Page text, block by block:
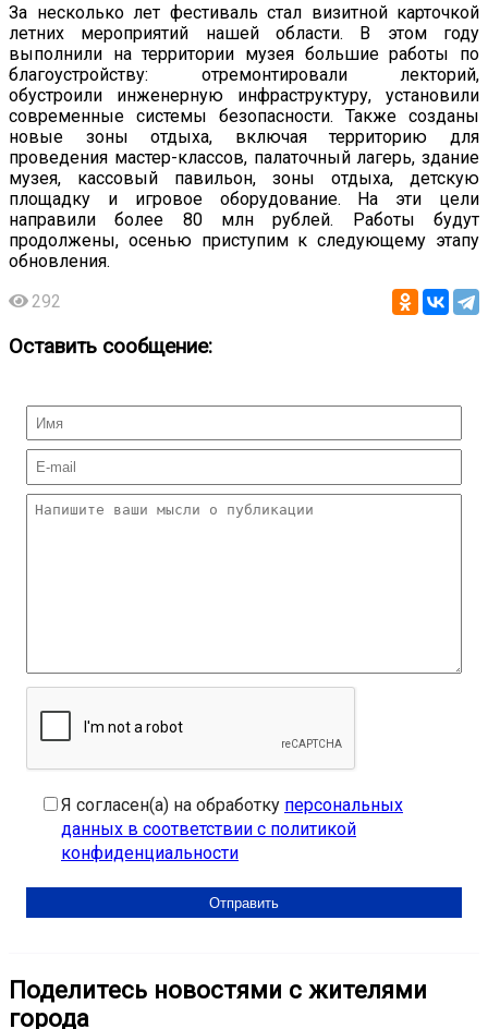
За несколько лет фестиваль стал визитной карточкой
летних мероприятий нашей области. В этом году
выполнили на территории музея большие работы по
благоустройству: отремонтировали лекторий,
обустроили инженерную инфраструктуру, установили
современные системы безопасности. Также созданы
новые зоны отдыха, включая территорию для
проведения мастер-классов, палаточный лагерь, здание
музея, кассовый павильон, зоны отдыха, детскую
площадку и игровое оборудование. На эти цели
направили более 80 млн рублей. Работы будут
продолжены, осенью приступим к следующему этапу
обновления.
292
Оставить сообщение:
Я согласен(а) на обработку персональных
данных в соответствии с политикой
конфиденциальности
Поделитесь новостями с жителями
города